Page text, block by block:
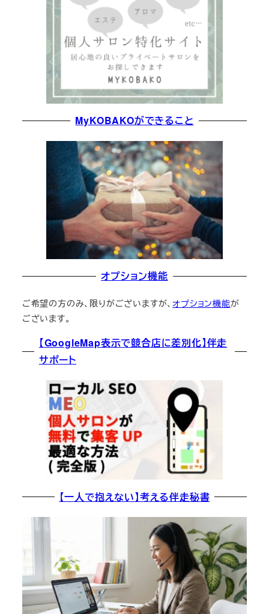
MyKOBAKOができること
オプション機能
ご希望の方のみ、限りがございますが、オプション機能が
ございます。
【GoogleMap表示で競合店に差別化】伴走
サポート
【一人で抱えない】考える伴走秘書